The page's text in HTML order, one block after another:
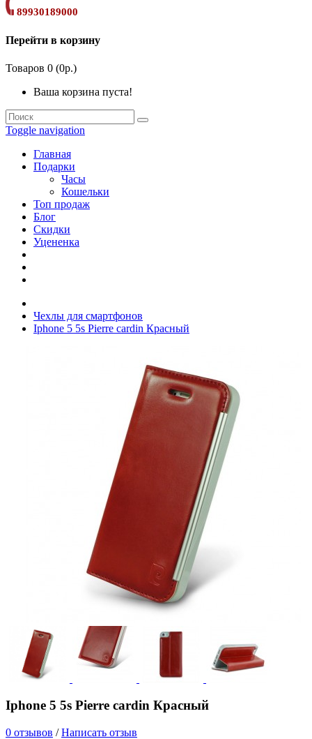
89930189000
Перейти в корзину
Товаров 0 (0р.)
Ваша корзина пуста!
Toggle navigation
Главная
Подарки
Часы
Кошельки
Топ продаж
Блог
Скидки
Уцененка
Чехлы для смартфонов
Iphone 5 5s Pierre cardin Красный
Iphone 5 5s Pierre cardin Красный
0 отзывов /Написать отзыв